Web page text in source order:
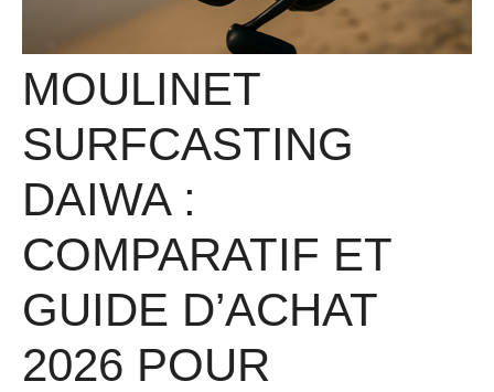
MOULINET
SURFCASTING
DAIWA :
COMPARATIF ET
GUIDE D’ACHAT
2026 POUR